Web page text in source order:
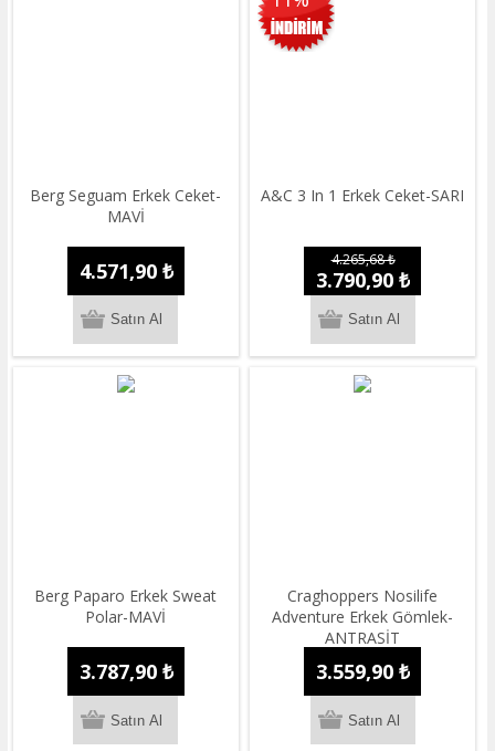
Berg Seguam Erkek Ceket-
MAVİ
4.571,90 ₺
A&C 3 In 1 Erkek Ceket-SARI
4.265,68 ₺
3.790,90 ₺
Berg Paparo Erkek Sweat
Polar-MAVİ
3.787,90 ₺
Craghoppers Nosilife
Adventure Erkek Gömlek-
ANTRASİT
3.559,90 ₺